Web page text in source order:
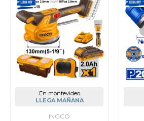
En montevideo
LLEGA MAÑANA
INGCO